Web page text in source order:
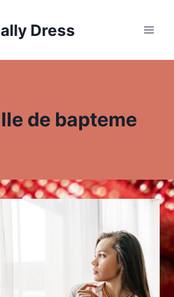
Dress
de bapteme